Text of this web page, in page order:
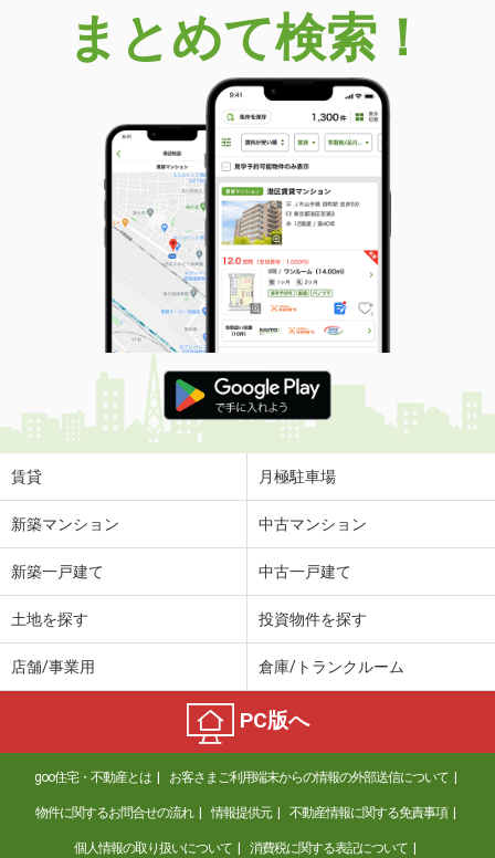
まとめて検索！
賃貸 月極駐車場
新築マンション 中古マンション
新築一戸建て 中古一戸建て
土地を探す 投資物件を探す
店舗/事業用 倉庫/トランクルーム
PC版へ
goo住宅・不動産とは お客さまご利用端末からの情報の外部送信について
物件に関するお問合せの流れ 情報提供元 不動産情報に関する免責事項
個人情報の取り扱いについて 消費税に関する表記について